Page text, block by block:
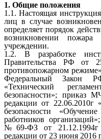
1. Общие положения
1.1. Настоящая
лиц в случае
определяет порядок
возникновении пожара
учреждении.
1.2. В разработке
Правительства РФ
противопожарном
Федеральный Закон
«Технический
безопасности»;
редакции от
безопасности
работников
№69-ФЗ от 21.12.1994г
редакции от 23 июня 2016